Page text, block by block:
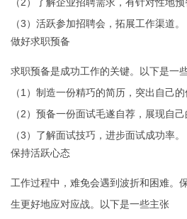
（3）活跃参加招聘会，拓展工作渠道。
做好求职预备
求职预备是成功工作的关键。以下是一
（1）制造一份精巧的简历，突出自己的
（2）预备一份面试毛遂自荐，展现自己
（3）了解面试技巧，进步面试成功率。
保持活跃心态
工作过程中，难免会遇到波折和困难。
生更好地应对应战。以下是一些主张